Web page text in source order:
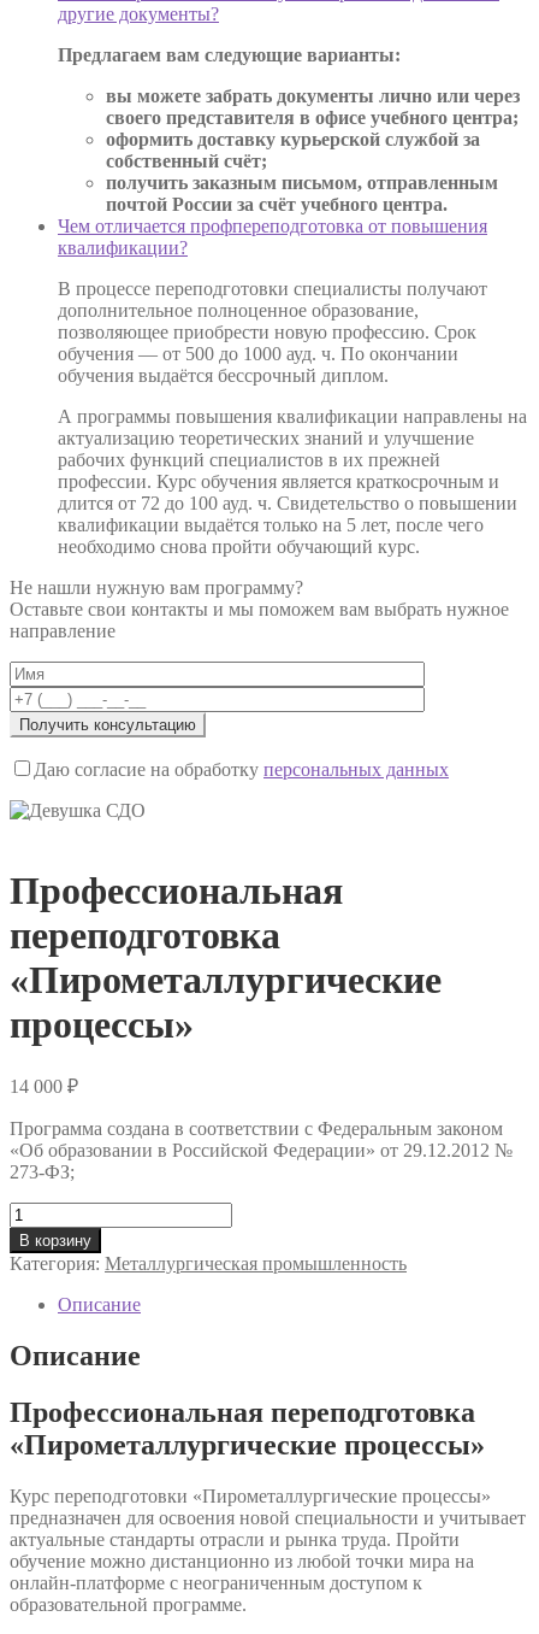
другие документы?
Предлагаем вам следующие варианты:
вы можете забрать документы лично или через
своего представителя в офисе учебного центра;
оформить доставку курьерской службой за
собственный счёт;
получить заказным письмом, отправленным
почтой России за счёт учебного центра.
Чем отличается профпереподготовка от повышения
квалификации?
В процессе переподготовки специалисты получают
дополнительное полноценное образование,
позволяющее приобрести новую профессию. Срок
обучения — от 500 до 1000 ауд. ч. По окончании
обучения выдаётся бессрочный диплом.
А программы повышения квалификации направлены на
актуализацию теоретических знаний и улучшение
рабочих функций специалистов в их прежней
профессии. Курс обучения является краткосрочным и
длится от 72 до 100 ауд. ч. Свидетельство о повышении
квалификации выдаётся только на 5 лет, после чего
необходимо снова пройти обучающий курс.
Не нашли нужную вам программу?
Оставьте свои контакты и мы поможем вам выбрать нужное
направление
Даю согласие на обработку персональных данных
Профессиональная
переподготовка
«Пирометаллургические
процессы»
14 000 ₽
Программа создана в соответствии с Федеральным законом
«Об образовании в Российской Федерации» от 29.12.2012 №
273-ФЗ;
Количество
товара
Профессиональная
переподготовка
«Пирометаллургические
процессы»
В корзину
Категория: Металлургическая промышленность
Описание
Описание
Профессиональная переподготовка
«Пирометаллургические процессы»
Курс переподготовки «Пирометаллургические процессы»
предназначен для освоения новой специальности и учитывает
актуальные стандарты отрасли и рынка труда. Пройти
обучение можно дистанционно из любой точки мира на
онлайн-платформе с неограниченным доступом к
образовательной программе.